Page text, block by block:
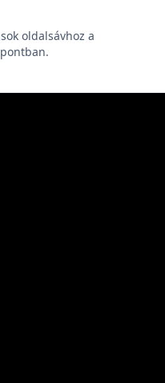
oldalsávhoz a